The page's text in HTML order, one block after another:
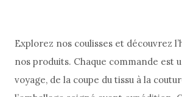
Explorez nos coulisses et découvrez
nos produits. Chaque commande est
voyage, de la coupe du tissu à la